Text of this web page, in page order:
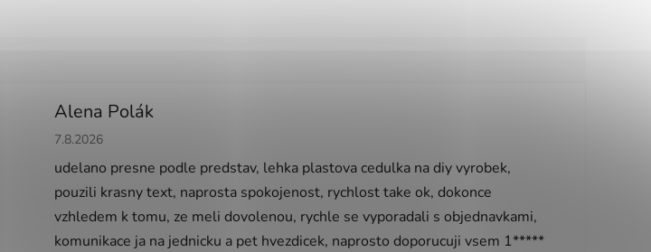
Alena Polák
Hodnocení obchodu je 5 z 5 hvězdiček.
7.8.2026
udelano presne podle predstav, lehka plastova cedulka na diy vyrobek,
pouzili krasny text, naprosta spokojenost, rychlost take ok, dokonce
vzhledem k tomu, ze meli dovolenou, rychle se vyporadali s objednavkami,
komunikace ja na jednicku a pet hvezdicek, naprosto doporucuji vsem 1*****